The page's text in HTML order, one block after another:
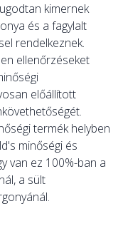
kimernek
és a fagylalt
rendelkeznek.
ellenőrzéseket
előállított
termék helyben
minőségi és
van ez 100%-ban a
a sült